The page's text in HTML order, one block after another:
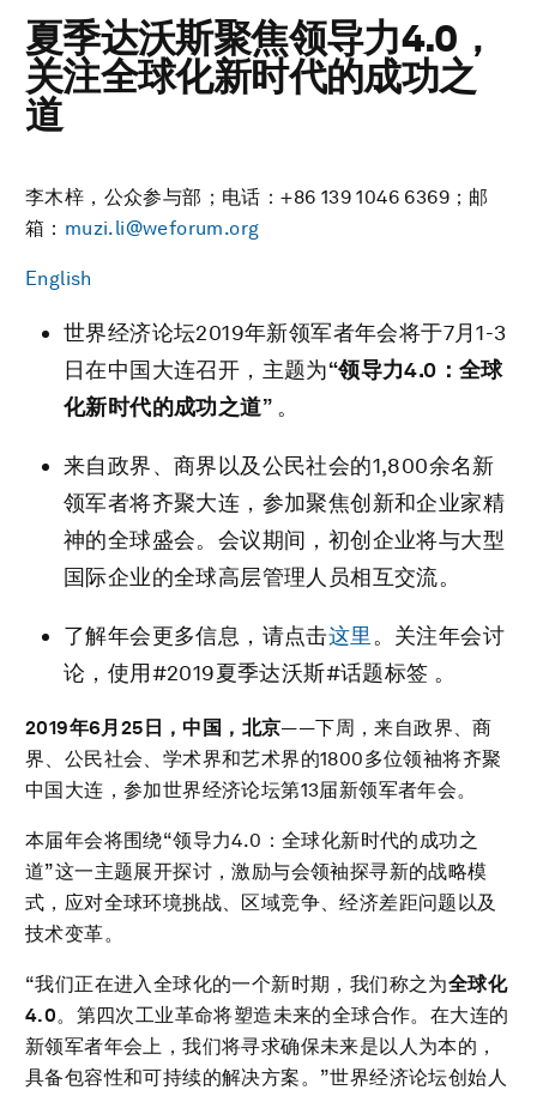
夏季达沃斯聚焦领导力4.0，
关注全球化新时代的成功之
道
李木梓，公众参与部；电话：+86 139 1046 6369；邮
箱： muzi.li@weforum.org
English
世界经济论坛2019年新领军者年会将于7月1-3
日在中国大连召开，主题为“领导力4.0 ：全球
化新时代的成功之道” 。
来自政界、商界以及公民社会的1,800余名新
领军者将齐聚大连，参加聚焦创新和企业家精
神的全球盛会。会议期间，初创企业将与大型
国际企业的全球高层管理人员相互交流。
了解年会更多信息，请点击这里 。关注年会讨
论，使用#2019夏季达沃斯#话题标签 。
2019年6月 25 日，中国，北京——下周，来自政界、商
界、公民社会、学术界和艺术界的1800多位领袖将齐聚
中国大连，参加世界经济论坛第13届新领军者年会。
本届年会将围绕“领导力4.0：全球化新时代的成功之
道”这一主题展开探讨，激励与会领袖探寻新的战略模
式，应对全球环境挑战、区域竞争、经济差距问题以及
技术变革。
“我们正在进入全球化的一个新时期，我们称之为全球化
4.0。第四次工业革命将塑造未来的全球合作。在大连的
新领军者年会上，我们将寻求确保未来是以人为本的，
具备包容性和可持续的解决方案。”世界经济论坛创始人